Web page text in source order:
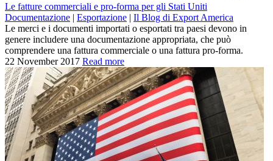
Le fatture commerciali e pro-forma per gli Stati Uniti
Documentazione | Esportazione | Il Blog di Export America
Le merci e i documenti importati o esportati tra paesi devono in
genere includere una documentazione appropriata, che può
comprendere una fattura commerciale o una fattura pro-forma.
22 November 2017 Read more